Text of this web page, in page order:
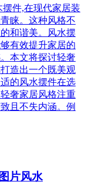
件,在现代家居装
睐。这种风格不
和谐美。风水摆
有效提升家居的
本文将探讨轻奢
造出一个既美观
的风水摆件在选
奢家居风格注重
且不失内涵。例
片风水